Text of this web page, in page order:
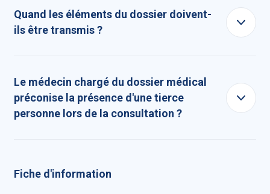
Quand les éléments du dossier doivent-
ils être transmis ?
Le médecin chargé du dossier médical
préconise la présence d'une tierce
personne lors de la consultation ?
Fiche d'information